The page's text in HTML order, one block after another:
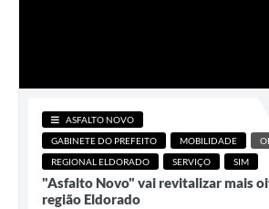
ASFALTO NOVO
GABINETE DO PREFEITO
MOBILIDADE
REGIONAL ELDORADO
SERVIÇO SIM
"Asfalto Novo" vai revitalizar mais
região Eldorado